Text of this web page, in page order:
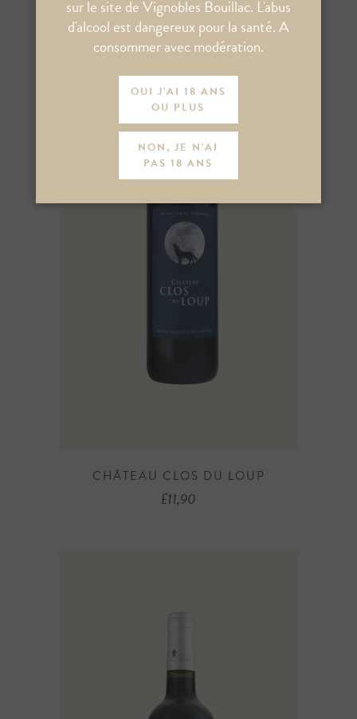
CHÂTEAU CLOS DU LOUP
£11,90
sur le site de Vignobles Bouillac. L'abus
d'alcool est dangereux pour la santé. A
consommer avec modération.
OUI J'AI 18 ANS
OU PLUS
NON, JE N'AI
PAS 18 ANS